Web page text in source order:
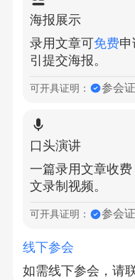
海报展示
录用文章可免费
引提交海报。
可开具证明： 参会
口头演讲
一篇录用文章收费
文录制视频。
可开具证明： 参会
线下参会
如需线下参会，请